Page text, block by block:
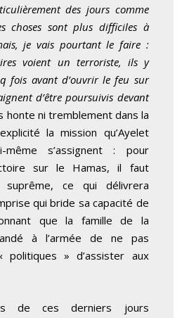
des jours comme
choses sont plus difficiles à
je vais pourtant le faire :
voient un terroriste, ils y
fois avant d’ouvrir le feu sur
d’être poursuivis devant
honte ni tremblement dans la
la mission qu’Ayelet
s’assignent : pour
sur le Hamas, il faut
ce qui délivrera
qui bride sa capacité de
que la famille de la
à l’armée de ne pas
» d’assister aux
de ces derniers jours